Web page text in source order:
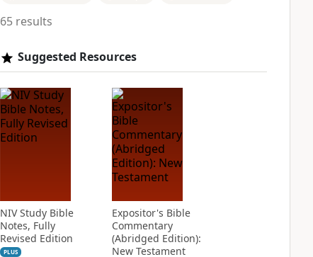
65 results
Suggested Resources
NIV Study Bible
Notes, Fully
Revised Edition
PLUS
Expositor's Bible
Commentary
(Abridged Edition):
New Testament